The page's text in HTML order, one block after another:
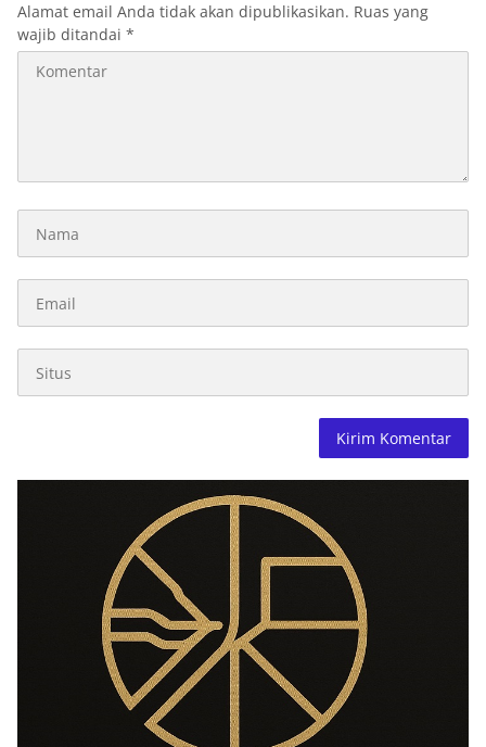
Alamat email Anda tidak akan dipublikasikan. Ruas yang
wajib ditandai *